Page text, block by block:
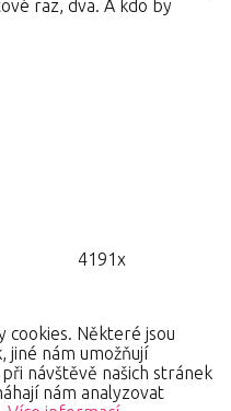
raz, dva. A kdo by
4191x
cookies. Některé jsou
nám umožňují
návštěvě našich stránek
nám analyzovat